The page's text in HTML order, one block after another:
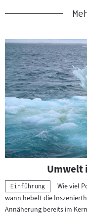
t
r
i
a
l
:
Umwelt
Kategorie:
Einführung
Wie viel
wann hebelt die
Annäherung bereits im